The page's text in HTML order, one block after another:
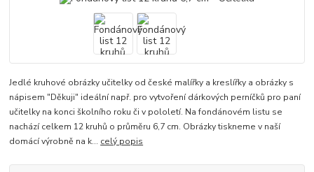
Jedlé kruhové obrázky učitelky od české malířky a kreslířky a obrázky s
nápisem "Děkuji" ideální např. pro vytvoření dárkových perníčků pro paní
učitelky na konci školního roku či v pololetí. Na fondánovém listu se
nachází celkem 12 kruhů o průměru 6,7 cm. Obrázky tiskneme v naší
domácí výrobně na k... celý popis